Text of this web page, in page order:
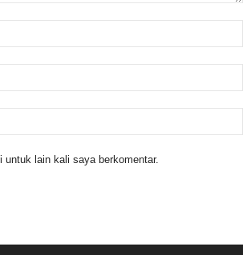
lain kali saya berkomentar.